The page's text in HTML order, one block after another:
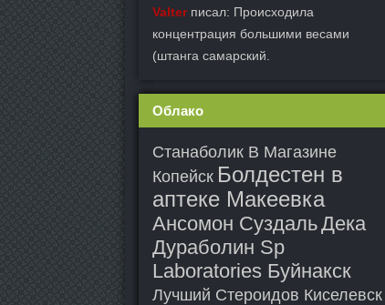
Valterписал: Происходила
концентрация большими весами
(штанга самарский.
Облако
Станаболик В Магазине
Копейск Болдестен в
аптеке Макеевка
Ансомон СуздальДека
Дураболин Sp
Laboratories Буйнакск
Лучший Стероидов Киселевск